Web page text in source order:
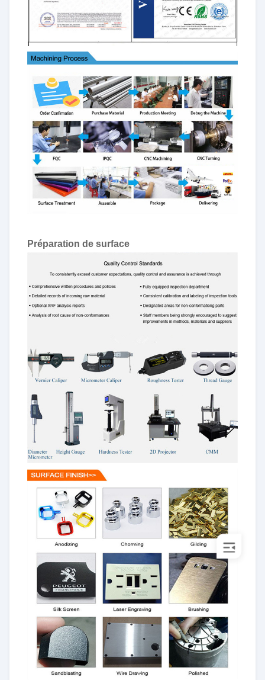
Préparation de surface